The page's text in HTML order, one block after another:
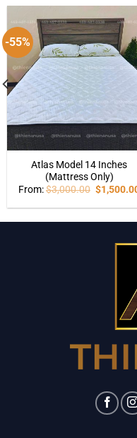
-55%
Atlas Model 14 Inches
(Mattress Only)
From:$3,000.00 $